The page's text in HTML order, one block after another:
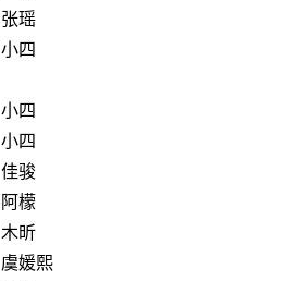
张瑶
小四
小四
小四
佳骏
阿檬
木昕
虞媛熙